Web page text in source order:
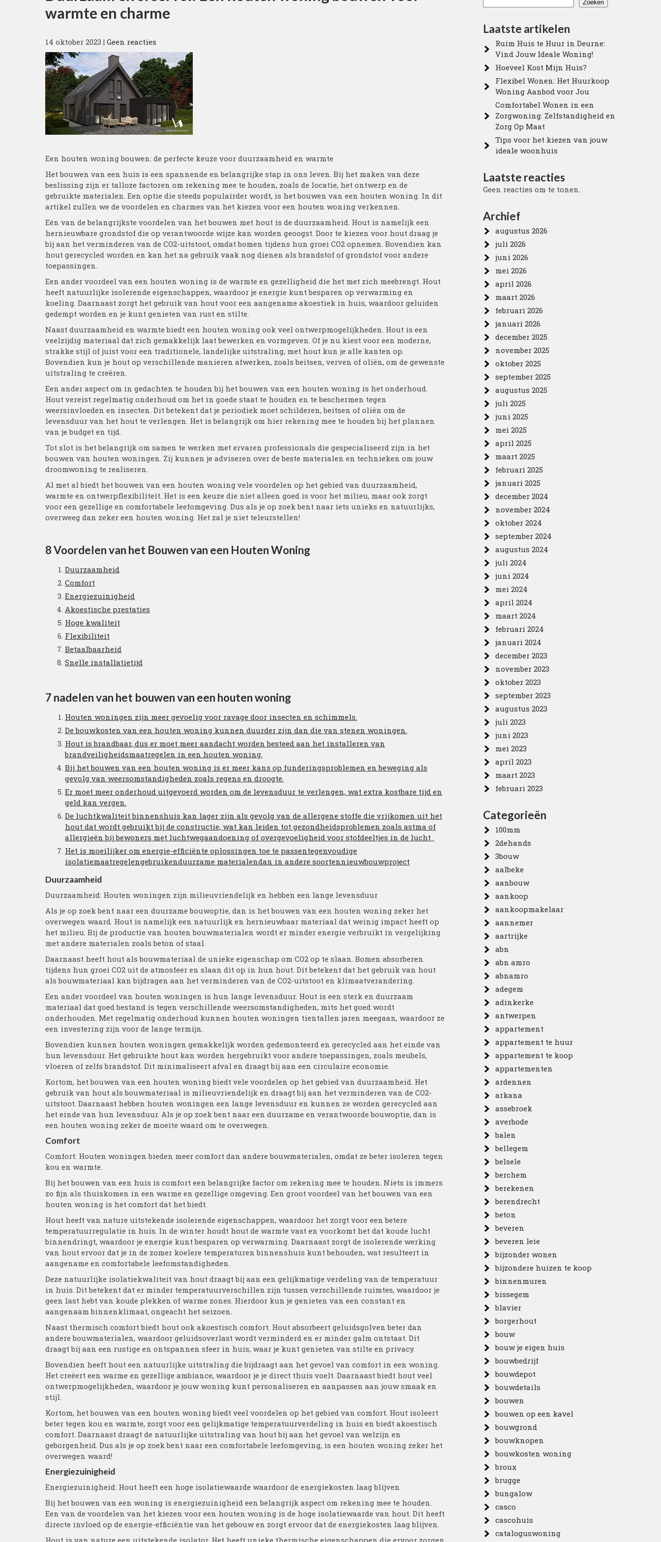
warmte en charme
14 oktober 2023 | Geen reacties
Een houten woning bouwen: de perfecte keuze voor duurzaamheid en warmte
Het bouwen van een huis is een spannende en belangrijke stap in ons leven. Bij het maken van deze
beslissing zijn er talloze factoren om rekening mee te houden, zoals de locatie, het ontwerp en de
gebruikte materialen. Een optie die steeds populairder wordt, is het bouwen van een houten woning. In dit
artikel zullen we de voordelen en charmes van het kiezen voor een houten woning verkennen.
Eén van de belangrijkste voordelen van het bouwen met hout is de duurzaamheid. Hout is namelijk een
hernieuwbare grondstof die op verantwoorde wijze kan worden geoogst. Door te kiezen voor hout draag je
bij aan het verminderen van de CO2-uitstoot, omdat bomen tijdens hun groei CO2 opnemen. Bovendien kan
hout gerecycled worden en kan het na gebruik vaak nog dienen als brandstof of grondstof voor andere
toepassingen.
Een ander voordeel van een houten woning is de warmte en gezelligheid die het met zich meebrengt. Hout
heeft natuurlijke isolerende eigenschappen, waardoor je energie kunt besparen op verwarming en
koeling. Daarnaast zorgt het gebruik van hout voor een aangename akoestiek in huis, waardoor geluiden
gedempt worden en je kunt genieten van rust en stilte.
Naast duurzaamheid en warmte biedt een houten woning ook veel ontwerpmogelijkheden. Hout is een
veelzijdig materiaal dat zich gemakkelijk laat bewerken en vormgeven. Of je nu kiest voor een moderne,
strakke stijl of juist voor een traditionele, landelijke uitstraling, met hout kun je alle kanten op.
Bovendien kun je hout op verschillende manieren afwerken, zoals beitsen, verven of oliën, om de gewenste
uitstraling te creëren.
Een ander aspect om in gedachten te houden bij het bouwen van een houten woning is het onderhoud.
Hout vereist regelmatig onderhoud om het in goede staat te houden en te beschermen tegen
weersinvloeden en insecten. Dit betekent dat je periodiek moet schilderen, beitsen of oliën om de
levensduur van het hout te verlengen. Het is belangrijk om hier rekening mee te houden bij het plannen
van je budget en tijd.
Tot slot is het belangrijk om samen te werken met ervaren professionals die gespecialiseerd zijn in het
bouwen van houten woningen. Zij kunnen je adviseren over de beste materialen en technieken om jouw
droomwoning te realiseren.
Al met al biedt het bouwen van een houten woning vele voordelen op het gebied van duurzaamheid,
warmte en ontwerpflexibiliteit. Het is een keuze die niet alleen goed is voor het milieu, maar ook zorgt
voor een gezellige en comfortabele leefomgeving. Dus als je op zoek bent naar iets unieks en natuurlijks,
overweeg dan zeker een houten woning. Het zal je niet teleurstellen!
8 Voordelen van het Bouwen van een Houten Woning
Duurzaamheid
Comfort
Energiezuinigheid
Akoestische prestaties
Hoge kwaliteit
Flexibiliteit
Betaalbaarheid
Snelle installatietijd
7 nadelen van het bouwen van een houten woning
Houten woningen zijn meer gevoelig voor ravage door insecten en schimmels.
De bouwkosten van een houten woning kunnen duurder zijn dan die van stenen woningen.
Hout is brandbaar, dus er moet meer aandacht worden besteed aan het installeren van
brandveiligheidsmaatregelen in een houten woning.
Bij het bouwen van een houten woning is er meer kans op funderingsproblemen en beweging als
gevolg van weersomstandigheden zoals regens en droogte.
Er moet meer onderhoud uitgevoerd worden om de levensduur te verlengen, wat extra kostbare tijd en
geld kan vergen.
De luchtkwaliteit binnenshuis kan lager zijn als gevolg van de allergene stoffe die vrijkomen uit het
hout dat wordt gebruikt bij de constructie, wat kan leiden tot gezondheidsproblemen zoals astma of
allergieën bij bewoners met luchtwegaandoening of overgevoeligheid voor stofdeeltjes in de lucht .
Het is moeilijker om energie-efficiënte oplossingen toe te passentegenvoudige
isolatiemaatregelengebruikenduurzame materialendan in andere soortennieuwbouwproject
Duurzaamheid
Duurzaamheid: Houten woningen zijn milieuvriendelijk en hebben een lange levensduur
Als je op zoek bent naar een duurzame bouwoptie, dan is het bouwen van een houten woning zeker het
overwegen waard. Hout is namelijk een natuurlijk en hernieuwbaar materiaal dat weinig impact heeft op
het milieu. Bij de productie van houten bouwmaterialen wordt er minder energie verbruikt in vergelijking
met andere materialen zoals beton of staal.
Daarnaast heeft hout als bouwmateriaal de unieke eigenschap om CO2 op te slaan. Bomen absorberen
tijdens hun groei CO2 uit de atmosfeer en slaan dit op in hun hout. Dit betekent dat het gebruik van hout
als bouwmateriaal kan bijdragen aan het verminderen van de CO2-uitstoot en klimaatverandering.
Een ander voordeel van houten woningen is hun lange levensduur. Hout is een sterk en duurzaam
materiaal dat goed bestand is tegen verschillende weersomstandigheden, mits het goed wordt
onderhouden. Met regelmatig onderhoud kunnen houten woningen tientallen jaren meegaan, waardoor ze
een investering zijn voor de lange termijn.
Bovendien kunnen houten woningen gemakkelijk worden gedemonteerd en gerecycled aan het einde van
hun levensduur. Het gebruikte hout kan worden hergebruikt voor andere toepassingen, zoals meubels,
vloeren of zelfs brandstof. Dit minimaliseert afval en draagt bij aan een circulaire economie.
Kortom, het bouwen van een houten woning biedt vele voordelen op het gebied van duurzaamheid. Het
gebruik van hout als bouwmateriaal is milieuvriendelijk en draagt bij aan het verminderen van de CO2-
uitstoot. Daarnaast hebben houten woningen een lange levensduur en kunnen ze worden gerecycled aan
het einde van hun levensduur. Als je op zoek bent naar een duurzame en verantwoorde bouwoptie, dan is
een houten woning zeker de moeite waard om te overwegen.
Comfort
Comfort: Houten woningen bieden meer comfort dan andere bouwmaterialen, omdat ze beter isoleren tegen
kou en warmte.
Bij het bouwen van een huis is comfort een belangrijke factor om rekening mee te houden. Niets is immers
zo fijn als thuiskomen in een warme en gezellige omgeving. Een groot voordeel van het bouwen van een
houten woning is het comfort dat het biedt.
Hout heeft van nature uitstekende isolerende eigenschappen, waardoor het zorgt voor een betere
temperatuurregulatie in huis. In de winter houdt hout de warmte vast en voorkomt het dat koude lucht
binnendringt, waardoor je energie kunt besparen op verwarming. Daarnaast zorgt de isolerende werking
van hout ervoor dat je in de zomer koelere temperaturen binnenshuis kunt behouden, wat resulteert in
aangename en comfortabele leefomstandigheden.
Deze natuurlijke isolatiekwaliteit van hout draagt bij aan een gelijkmatige verdeling van de temperatuur
in huis. Dit betekent dat er minder temperatuurverschillen zijn tussen verschillende ruimtes, waardoor je
geen last hebt van koude plekken of warme zones. Hierdoor kun je genieten van een constant en
aangenaam binnenklimaat, ongeacht het seizoen.
Naast thermisch comfort biedt hout ook akoestisch comfort. Hout absorbeert geluidsgolven beter dan
andere bouwmaterialen, waardoor geluidsoverlast wordt verminderd en er minder galm ontstaat. Dit
draagt bij aan een rustige en ontspannen sfeer in huis, waar je kunt genieten van stilte en privacy.
Bovendien heeft hout een natuurlijke uitstraling die bijdraagt aan het gevoel van comfort in een woning.
Het creëert een warme en gezellige ambiance, waardoor je je direct thuis voelt. Daarnaast biedt hout veel
ontwerpmogelijkheden, waardoor je jouw woning kunt personaliseren en aanpassen aan jouw smaak en
stijl.
Kortom, het bouwen van een houten woning biedt veel voordelen op het gebied van comfort. Hout isoleert
beter tegen kou en warmte, zorgt voor een gelijkmatige temperatuurverdeling in huis en biedt akoestisch
comfort. Daarnaast draagt de natuurlijke uitstraling van hout bij aan het gevoel van welzijn en
geborgenheid. Dus als je op zoek bent naar een comfortabele leefomgeving, is een houten woning zeker het
overwegen waard!
Energiezuinigheid
Energiezuinigheid: Hout heeft een hoge isolatiewaarde waardoor de energiekosten laag blijven
Bij het bouwen van een woning is energiezuinigheid een belangrijk aspect om rekening mee te houden.
Een van de voordelen van het kiezen voor een houten woning is de hoge isolatiewaarde van hout. Dit heeft
directe invloed op de energie-efficiëntie van het gebouw en zorgt ervoor dat de energiekosten laag blijven.
Hout is van nature een uitstekende isolator. Het heeft unieke thermische eigenschappen die ervoor zorgen
Zoeken
Laatste artikelen
Ruim Huis te Huur in Deurne:
Vind Jouw Ideale Woning!
Hoeveel Kost Mijn Huis?
Flexibel Wonen: Het Huurkoop
Woning Aanbod voor Jou
Comfortabel Wonen in een
Zorgwoning: Zelfstandigheid en
Zorg Op Maat
Tips voor het kiezen van jouw
ideale woonhuis
Laatste reacties
Geen reacties om te tonen.
Archief
augustus 2026
juli 2026
juni 2026
mei 2026
april 2026
maart 2026
februari 2026
januari 2026
december 2025
november 2025
oktober 2025
september 2025
augustus 2025
juli 2025
juni 2025
mei 2025
april 2025
maart 2025
februari 2025
januari 2025
december 2024
november 2024
oktober 2024
september 2024
augustus 2024
juli 2024
juni 2024
mei 2024
april 2024
maart 2024
februari 2024
januari 2024
december 2023
november 2023
oktober 2023
september 2023
augustus 2023
juli 2023
juni 2023
mei 2023
april 2023
maart 2023
februari 2023
Categorieën
100mm
2dehands
3bouw
aalbeke
aanbouw
aankoop
aankoopmakelaar
aannemer
aartrijke
abn
abn amro
abnamro
adegem
adinkerke
antwerpen
appartement
appartement te huur
appartement te koop
appartementen
ardennen
arkana
assebroek
averbode
balen
bellegem
belsele
berchem
berekenen
berendrecht
beton
beveren
beveren leie
bijzonder wonen
bijzondere huizen te koop
binnenmuren
bissegem
blavier
borgerhout
bouw
bouw je eigen huis
bouwbedrijf
bouwdepot
bouwdetails
bouwen
bouwen op een kavel
bouwgrond
bouwknopen
bouwkosten woning
broux
brugge
bungalow
casco
cascohuis
cataloguswoning